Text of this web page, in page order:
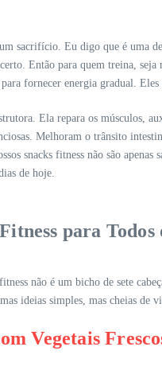
sacrifício. Eu digo que é uma
Então para quem treina,
para fornecer energia gradual.
Ela repara os músculos,
Melhoram o trânsito
snacks fitness não são
de hoje.
para Todos
não é um bicho de sete
ideias simples, mas cheias de
Vegetais